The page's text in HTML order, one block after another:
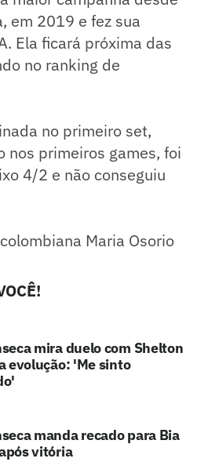
em 2019 e fez sua
Ela ficará próxima das
no ranking de
no primeiro set,
nos primeiros games, foi
4/2 e não conseguiu
Maria Osorio
mira duelo com Shelton
evolução: 'Me sinto
manda recado para Bia
vitória